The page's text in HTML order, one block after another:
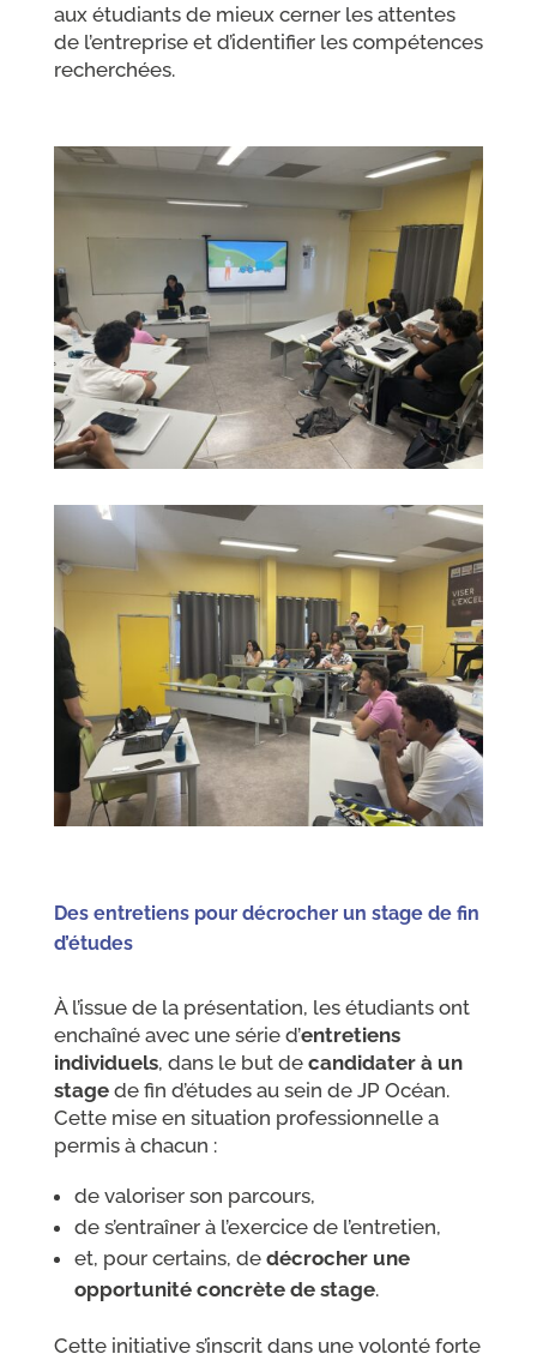
aux étudiants de mieux cerner les attentes
de l’entreprise et d’identifier les compétences
recherchées.
Des entretiens pour décrocher un stage de fin
d’études
À l’issue de la présentation, les étudiants ont
enchaîné avec une série d’entretiens
individuels, dans le but de candidater à un
stagede fin d’études au sein de JP Océan.
Cette mise en situation professionnelle a
permis à chacun :
de valoriser son parcours,
de s’entraîner à l’exercice de l’entretien,
et, pour certains, de décrocher une
opportunité concrète de stage.
Cette initiative s’inscrit dans une volonté forte